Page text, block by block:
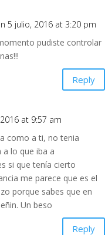
5 julio, 2016 at 3:20 pm
pudiste controlar
Reply
at 9:57 am
como a ti, no tenia
lo que iba a
si que tenía cierto
me parece que es el
porque sabes que en
Un beso
Reply